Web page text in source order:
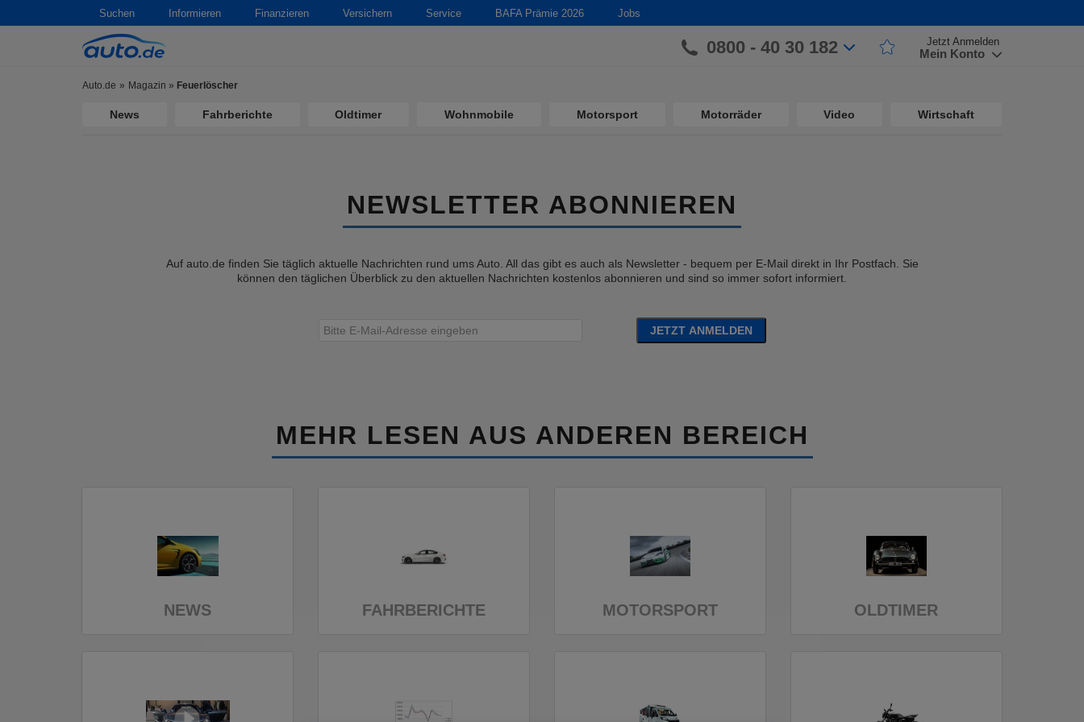
Suchen Informieren Finanzieren Versichern Service BAFA Prämie 2026 Jobs
0800 - 40 30 182 Jetzt Anmelden
Mein Konto
Auto.de Magazin » Feuerlöscher
News Fahrberichte Oldtimer Wohnmobile Motorsport Motorräder Video Wirtschaft
NEWSLETTER ABONNIEREN
Auf auto.de finden Sie täglich aktuelle Nachrichten rund ums Auto. All das gibt es auch als Newsletter - bequem per E-Mail direkt in Ihr Postfach. Sie
können den täglichen Überblick zu den aktuellen Nachrichten kostenlos abonnieren und sind so immer sofort informiert.
JETZT ANMELDEN
MEHR LESEN AUS ANDEREN BEREICH
NEWS FAHRBERICHTE MOTORSPORT OLDTIMER